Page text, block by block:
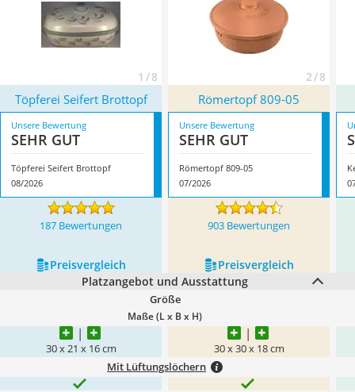
1 / 8 2 / 8
Töpferei Seifert Brottopf Römertopf 809-05
Unsere Bewertung
SEHR GUT
Töpferei Seifert Brottopf
08/2026
Unsere Bewertung
SEHR GUT
Römertopf 809-05
07/2026
187 Bewertungen 903 Bewertungen
Preis­vergleich
Preis­vergleich
Platzangebot und Ausstattung
Größe
Maße (L x B x H)
30 x 21 x 16 cm 30 x 30 x 18 cm
Mit Lüftungslöchern